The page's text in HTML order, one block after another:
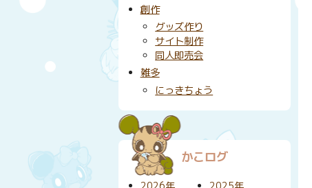
創作
グッズ作り
サイト制作
同人即売会
雑多
にっきちょう
かこログ